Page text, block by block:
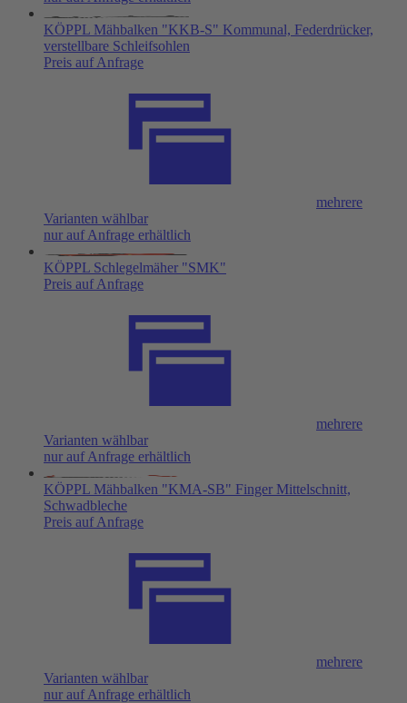
KÖPPL Mähbalken "KKB-S" Kommunal, Federdrücker,
verstellbare Schleifsohlen
Preis auf Anfrage
mehrere
Varianten wählbar
nur auf Anfrage erhältlich
KÖPPL Schlegelmäher "SMK"
Preis auf Anfrage
mehrere
Varianten wählbar
nur auf Anfrage erhältlich
KÖPPL Mähbalken "KMA-SB" Finger Mittelschnitt,
Schwadbleche
Preis auf Anfrage
mehrere
Varianten wählbar
nur auf Anfrage erhältlich